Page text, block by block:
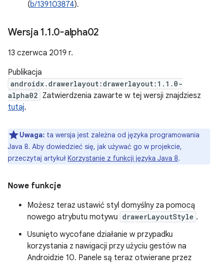
(b/139103874).
Wersja 1.1.0-alpha02
13 czerwca 2019 r.
Publikacja
androidx.drawerlayout:drawerlayout:1.1.0-
alpha02 Zatwierdzenia zawarte w tej wersji znajdziesz
tutaj.
Uwaga: ta wersja jest zależna od języka programowania
Java 8. Aby dowiedzieć się, jak używać go w projekcie,
przeczytaj artykuł Korzystanie z funkcji języka Java 8.
Nowe funkcje
Możesz teraz ustawić styl domyślny za pomocą
nowego atrybutu motywu drawerLayoutStyle .
Usunięto wycofane działanie w przypadku
korzystania z nawigacji przy użyciu gestów na
Androidzie 10. Panele są teraz otwierane przez